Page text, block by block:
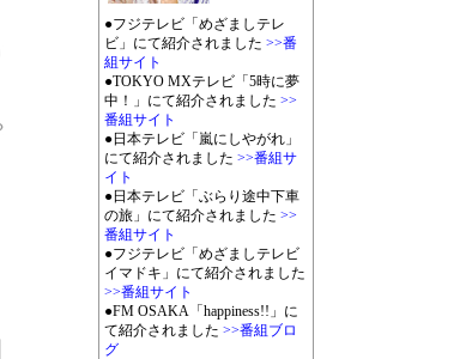
●フジテレビ「めざましテレ
ビ」にて紹介されました >>番
組サイト
●TOKYO MXテレビ「5時に夢
中！」にて紹介されました >>
番組サイト
●日本テレビ「嵐にしやがれ」
にて紹介されました >>番組サ
イト
●日本テレビ「ぶらり途中下車
の旅」にて紹介されました >>
番組サイト
●フジテレビ「めざましテレビ
イマドキ」にて紹介されました
>>番組サイト
●FM OSAKA「happiness!!」に
て紹介されました >>番組ブロ
グ